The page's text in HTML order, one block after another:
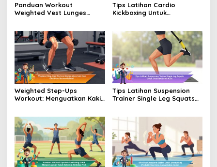
Panduan Workout
Weighted Vest Lunges
Tips Latihan Cardio
Kickboxing Untuk
Weighted Step-Ups
Workout: Menguatkan Kaki
Tips Latihan Suspension
Trainer Single Leg Squats